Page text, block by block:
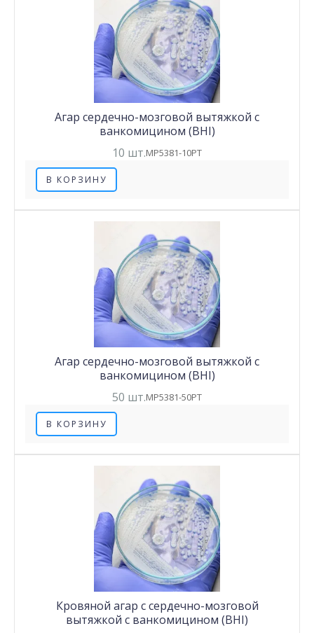
Агар сердечно-мозговой вытяжкой с
ванкомицином (BHI)
10 шт.MP5381-10PT
В КОРЗИНУ
Агар сердечно-мозговой вытяжкой с
ванкомицином (BHI)
50 шт.MP5381-50PT
В КОРЗИНУ
Кровяной агар с сердечно-мозговой
вытяжкой с ванкомицином (BHI)